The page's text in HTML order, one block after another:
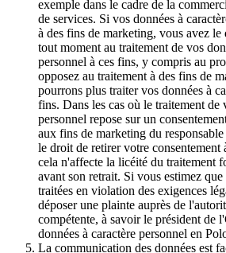
exemple dans le cadre de la
de services. Si vos données à
à des fins de marketing, vous avez le
tout moment au traitement de vos
personnel à ces fins, y compris au
opposez au traitement à des fins de
pourrons plus traiter vos données à
fins. Dans les cas où le traitement de
personnel repose sur un
aux fins de marketing du
le droit de retirer votre consentement
cela n'affecte la licéité du traitement
avant son retrait. Si vous estimez
traitées en violation des exigences
déposer une plainte auprès de
compétente, à savoir le président de
données à caractère personnel en
La communication des données est